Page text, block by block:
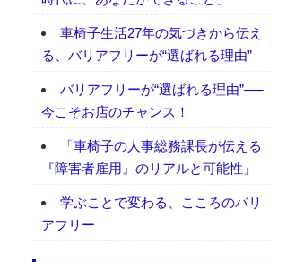
車椅子生活27年の気づきから伝え
る、バリアフリーが“選ばれる理由”
バリアフリーが“選ばれる理由”──
今こそお店のチャンス！
「車椅子の人事総務課長が伝える
『障害者雇用』のリアルと可能性」
学ぶことで変わる、こころのバリ
アフリー